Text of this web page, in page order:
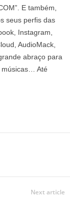
E também,
seus perfis das
Instagram,
AudioMack,
abraço para
músicas… Até
Next article